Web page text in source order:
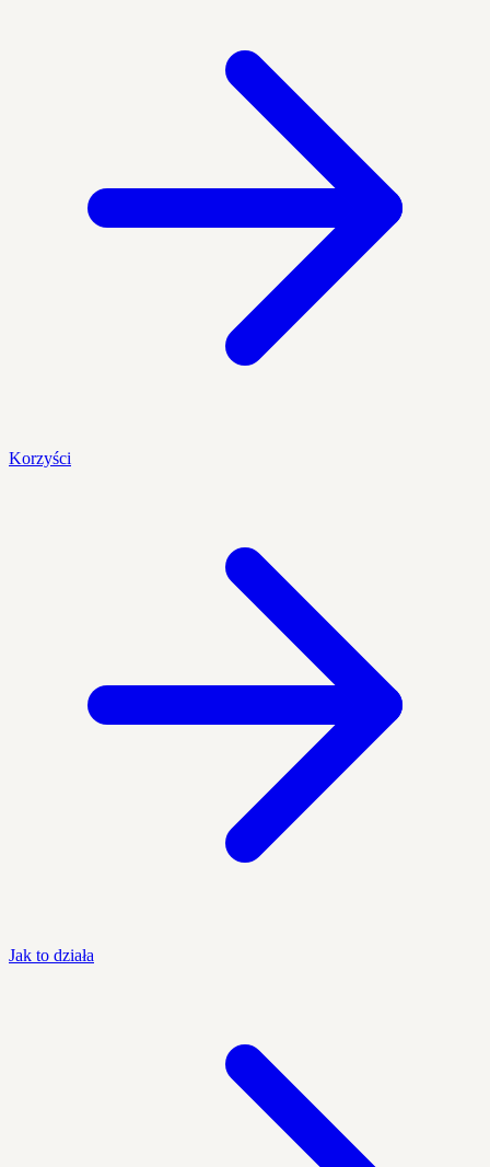
Korzyści
Jak to działa